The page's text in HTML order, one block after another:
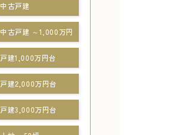
中古戸建
中古戸建 ～1,000万円
戸建1,000万円台
戸建2,000万円台
戸建3,000万円台